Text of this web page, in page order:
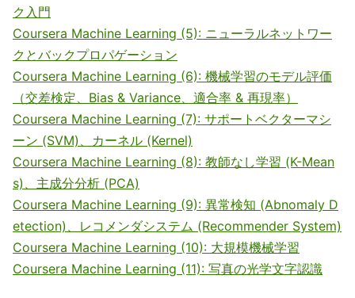
ク入門
Coursera Machine Learning (5): ニューラルネットワー
クとバックプロパゲーション
Coursera Machine Learning (6): 機械学習のモデル評価
（交差検定、Bias & Variance、適合率 & 再現率）
Coursera Machine Learning (7): サポートベクターマシ
ーン (SVM)、カーネル (Kernel)
Coursera Machine Learning (8): 教師なし学習 (K-Mean
s)、主成分分析 (PCA)
Coursera Machine Learning (9): 異常検知 (Abnomaly D
etection)、レコメンダシステム (Recommender System)
Coursera Machine Learning (10): 大規模機械学習
Coursera Machine Learning (11): 写真の光学文字認識